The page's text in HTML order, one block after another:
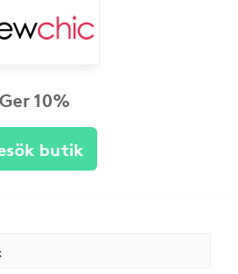
Ger 10%
butik